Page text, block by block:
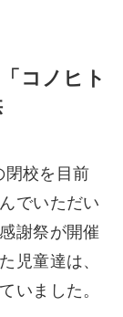
コノヒト
閉校を目前
でいただい
謝祭が開催
児童達は、
いました。